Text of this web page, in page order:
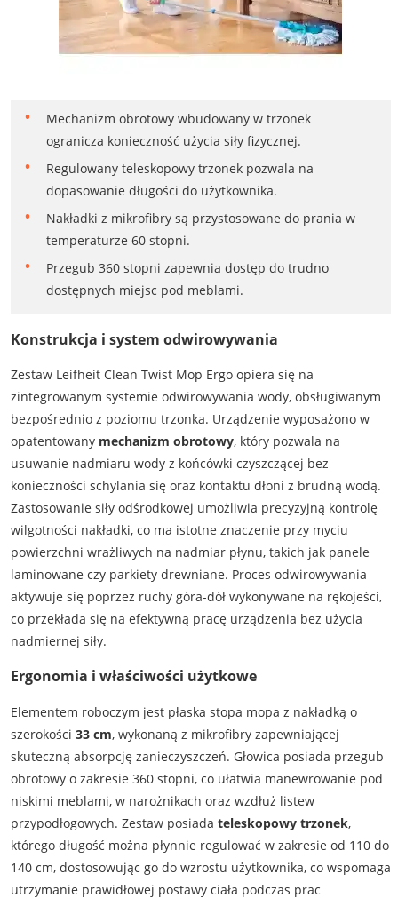
Mechanizm obrotowy wbudowany w trzonek
ogranicza konieczność użycia siły fizycznej.
Regulowany teleskopowy trzonek pozwala na
dopasowanie długości do użytkownika.
Nakładki z mikrofibry są przystosowane do prania w
temperaturze 60 stopni.
Przegub 360 stopni zapewnia dostęp do trudno
dostępnych miejsc pod meblami.
Konstrukcja i system odwirowywania
Zestaw Leifheit Clean Twist Mop Ergo opiera się na
zintegrowanym systemie odwirowywania wody, obsługiwanym
bezpośrednio z poziomu trzonka. Urządzenie wyposażono w
opatentowany mechanizm obrotowy, który pozwala na
usuwanie nadmiaru wody z końcówki czyszczącej bez
konieczności schylania się oraz kontaktu dłoni z brudną wodą.
Zastosowanie siły odśrodkowej umożliwia precyzyjną kontrolę
wilgotności nakładki, co ma istotne znaczenie przy myciu
powierzchni wrażliwych na nadmiar płynu, takich jak panele
laminowane czy parkiety drewniane. Proces odwirowywania
aktywuje się poprzez ruchy góra-dół wykonywane na rękojeści,
co przekłada się na efektywną pracę urządzenia bez użycia
nadmiernej siły.
Ergonomia i właściwości użytkowe
Elementem roboczym jest płaska stopa mopa z nakładką o
szerokości 33 cm, wykonaną z mikrofibry zapewniającej
skuteczną absorpcję zanieczyszczeń. Głowica posiada przegub
obrotowy o zakresie 360 stopni, co ułatwia manewrowanie pod
niskimi meblami, w narożnikach oraz wzdłuż listew
przypodłogowych. Zestaw posiada teleskopowy trzonek,
którego długość można płynnie regulować w zakresie od 110 do
140 cm, dostosowując go do wzrostu użytkownika, co wspomaga
utrzymanie prawidłowej postawy ciała podczas prac